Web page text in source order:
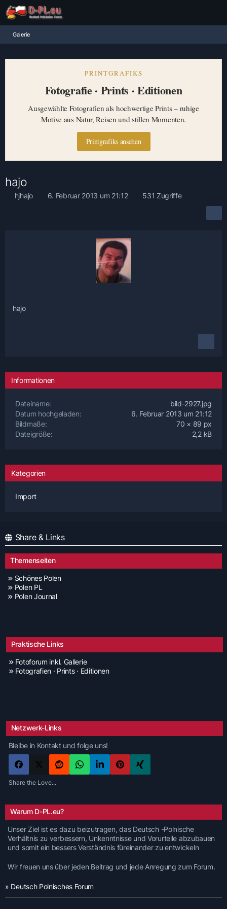
Galerie
PRINTGRAFIKS
Fotografie · Prints · Editionen
Ausgewählte Fotografien als hochwertige Prints – ruhige
Motive aus Natur, Reisen und stillen Momenten.
Printgrafiks ansehen
hajo
hjhajo 6. Februar 2013 um 21:12 531 Zugriffe
hajo
Informationen
Dateiname
bild-2927.jpg
Datum hochgeladen
6. Februar 2013 um 21:12
Bildmaße
70 × 89 px
Dateigröße
2,2 kB
Kategorien
Import
Share & Links
Themenseiten
Schönes Polen
Polen PL
Polen Journal
Praktische Links
Fotoforum inkl. Gallerie
Fotografien · Prints · Editionen
Netzwerk-Links
Bleibe in Kontakt und folge uns!
Share the Love...
Warum D-PL.eu?
Unser Ziel ist es dazu beizutragen, das Deutsch -Polnische
Verhältnis zu verbessern, Unkenntnisse und Vorurteile abzubauen
und somit ein bessers Verständnis füreinander zu entwickeln
Wir freuen uns über jeden Beitrag und jede Anregung zum Forum.
» Deutsch Polnisches Forum